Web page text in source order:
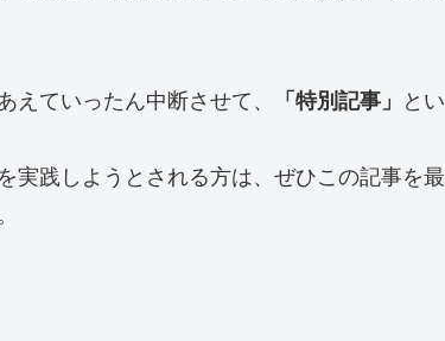
えていったん中断させて、 「特別記事」 と
実践しようとされる方は、ぜひこの記事を